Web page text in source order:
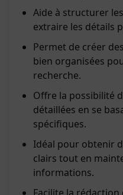
Aide à structurer
extraire les détails
Permet de créer
bien organisées
recherche.
Offre la possibilité
détaillées en se
spécifiques.
Idéal pour obtenir
clairs tout en
informations.